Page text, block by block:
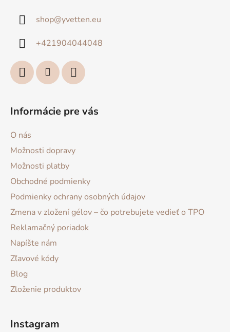
shop@yvetten.eu
+421904044048
Informácie pre vás
O nás
Možnosti dopravy
Možnosti platby
Obchodné podmienky
Podmienky ochrany osobných údajov
Zmena v zložení gélov – čo potrebujete vedieť o TPO
Reklamačný poriadok
Napíšte nám
Zľavové kódy
Blog
Zloženie produktov
Instagram